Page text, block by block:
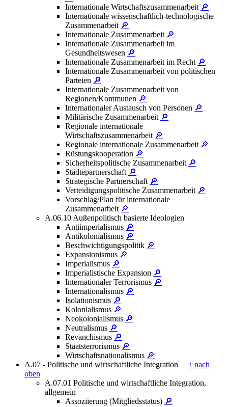
Internationale Wirtschaftszusammenarbeit 🔎
Internationale wissenschaftlich-technologische
Zusammenarbeit 🔎
Internationale Zusammenarbeit 🔎
Internationale Zusammenarbeit im
Gesundheitswesen 🔎
Internationale Zusammenarbeit im Recht 🔎
Internationale Zusammenarbeit von politischen
Parteien 🔎
Internationale Zusammenarbeit von
Regionen/Kommunen 🔎
Internationaler Austausch von Personen 🔎
Militärische Zusammenarbeit 🔎
Regionale internationale
Wirtschaftszusammenarbeit 🔎
Regionale internationale Zusammenarbeit 🔎
Rüstungskooperation 🔎
Sicherheitspolitische Zusammenarbeit 🔎
Städtepartnerschaft 🔎
Strategische Partnerschaft 🔎
Verteidigungspolitische Zusammenarbeit 🔎
Vorschlag/Plan für internationale
Zusammenarbeit 🔎
A.06.10 Außenpolitisch basierte Ideologien
Antiimperialismus 🔎
Antikolonialismus 🔎
Beschwichtigungspolitik 🔎
Expansionismus 🔎
Imperialismus 🔎
Imperialistische Expansion 🔎
Internationaler Terrorismus 🔎
Internationalismus 🔎
Isolationismus 🔎
Kolonialismus 🔎
Neokolonialismus 🔎
Neutralismus 🔎
Revanchismus 🔎
Staatsterrorismus 🔎
Wirtschaftsnationalismus 🔎
A.07 - Politische und wirtschaftliche Integration
↑ nach
oben
A.07.01 Politische und wirtschaftliche Integration,
allgemein
Assoziierung (Mitgliedsstatus) 🔎